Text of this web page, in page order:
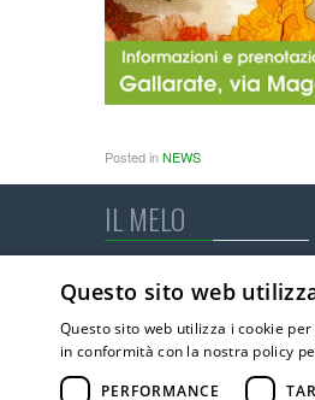
Posted inNEWS
IL MELO
Dove siamo
Statuto
Codice Etico
D.Lgs. 10/03/2023 nr. 24 -
Questo sito web
Questo sito web utilizza i cookie
in conformità con la nostra policy
PERFORMANCE